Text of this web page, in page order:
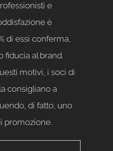
e
è
di essi conferma,
fiducia al brand.
motivi, i soci di
la consigliano a
di fatto, uno
promozione.